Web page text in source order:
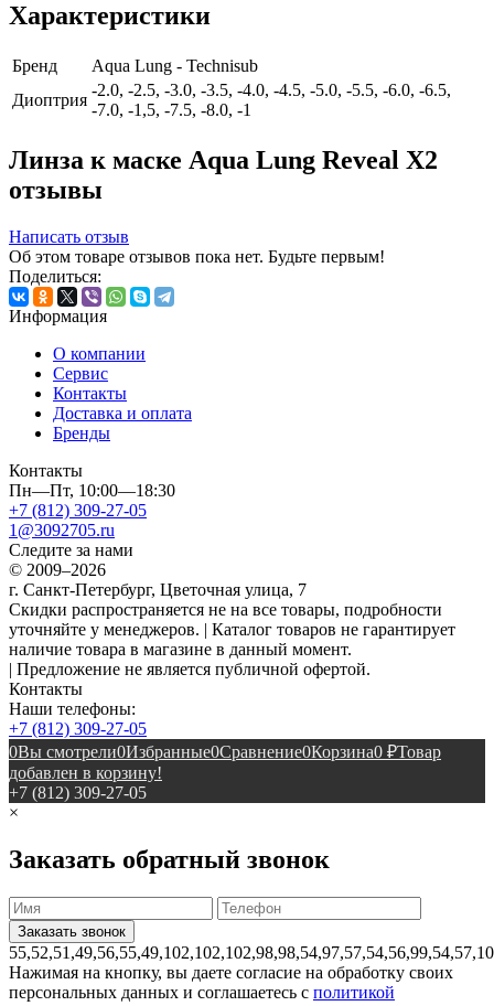
Характеристики
Бренд
Aqua Lung - Technisub
Диоптрия
-2.0, -2.5, -3.0, -3.5, -4.0, -4.5, -5.0, -5.5, -6.0, -6.5,
-7.0, -1,5, -7.5, -8.0, -1
Линза к маске Aqua Lung Reveal X2
отзывы
Написать отзыв
Об этом товаре отзывов пока нет. Будьте первым!
Поделиться:
Информация
О компании
Сервис
Контакты
Доставка и оплата
Бренды
Контакты
Пн—Пт, 10:00—18:30
+7 (812) 309-27-05
1@3092705.ru
Следите за нами
© 2009–2026
г. Санкт-Петербург, Цветочная улица, 7
Скидки распространяется не на все товары, подробности
уточняйте у менеджеров. | Каталог товаров не гарантирует
наличие товара в магазине в данный момент.
| Предложение не является публичной офертой.
Контакты
Наши телефоны:
+7 (812) 309-27-05
0Вы смотрели0Избранные0Сравнение0Корзина0 ₽Товар
добавлен в корзину!
+7 (812) 309-27-05
×
Заказать обратный звонок
Нажимая на кнопку, вы даете согласие на обработку своих
персональных данных и соглашаетесь с политикой